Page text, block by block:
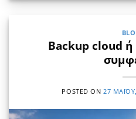
Backup cloud ή
POSTED ON27